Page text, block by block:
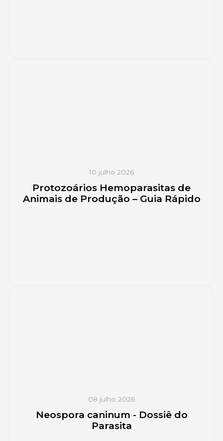
10 julho 2026
Protozoários Hemoparasitas de
Animais de Produção – Guia Rápido
08 julho 2026
Neospora caninum - Dossiê do
Parasita